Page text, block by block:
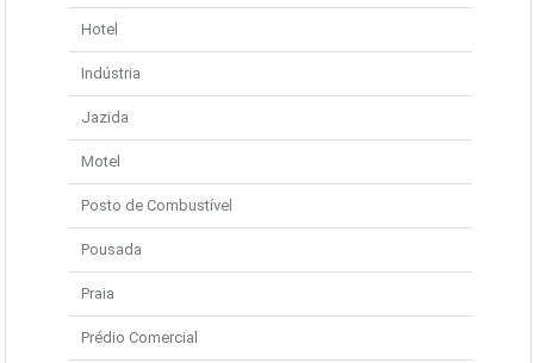
Hotel
Indústria
Jazida
Motel
Posto de Combustível
Pousada
Praia
Prédio Comercial